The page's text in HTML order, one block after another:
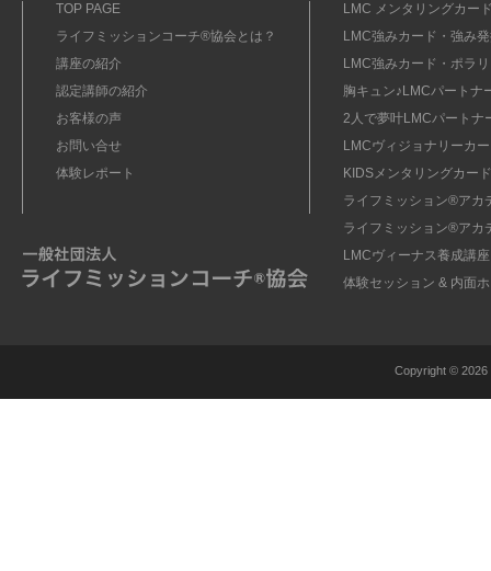
TOP PAGE
ライフミッションコーチ®協会とは？
講座の紹介
認定講師の紹介
お客様の声
お問い合せ
体験レポート
LMC メンタリングカー
LMC強みカード・強み
LMC強みカード・ポラ
胸キュン♪LMCパートナ
2人で夢叶LMCパートナ
LMCヴィジョナリーカ
KIDSメンタリングカー
ライフミッション®︎アカ
ライフミッション®︎アカ
LMCヴィーナス養成講座
体験セッション & 内面
Copyright © 2026